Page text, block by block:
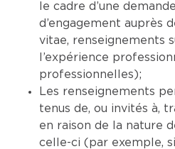
le cadre d’une
d’engagement auprès
vitae, renseignements
l’expérience
professionnelles);
Les renseignements
tenus de, ou invités à,
en raison de la nature
celle-ci (par exemple,